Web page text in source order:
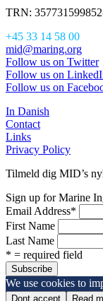
TRN:
+45 33 14 58 00
mid@maring.org
Follow us on Twitter
Follow us on
Follow us on
In Danish
Contact
Links
Privacy Policy
Tilmeld dig MID’s
Sign up for Marine
Email Address*
First Name
Last Name
* = required field
We use cookies to
Dont accept
Read